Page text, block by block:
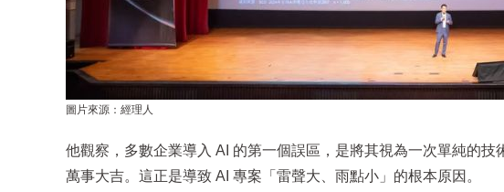
圖片來源：經理人
他觀察，多數企業導入 AI 的第一個誤區，是將其視為一次單純的
萬事大吉。這正是導致 AI 專案「雷聲大、雨點小」的根本原因。